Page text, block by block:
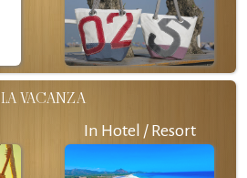
LA VACANZA
In Hotel / Resort